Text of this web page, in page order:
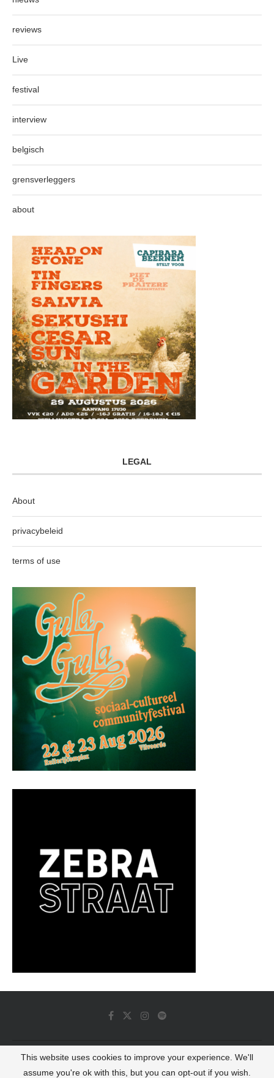
reviews
Live
festival
interview
belgisch
grensverleggers
about
LEGAL
About
privacybeleid
terms of use
© 2022 - Luminous Dash All Rights Reserved
This website uses cookies to improve your experience. We'll
assume you're ok with this, but you can opt-out if you wish.